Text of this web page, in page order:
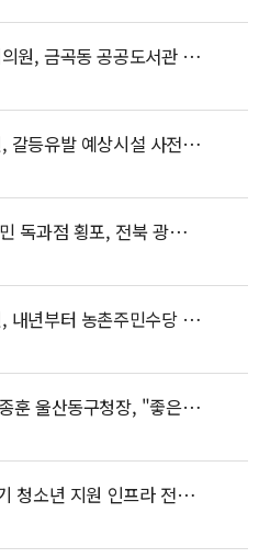
[경기 수원]윤경선 수원특례시의원, 금곡동 공공도서관 건립 설명회 참석...“주민의 목소리로 완성될 도서관”
[전북 익산]손진영 익산시의원, 갈등유발 예상시설 사전고지 통한 부작용 줄여야
[전남 순창]오은미 도의원 “배민 독과점 횡포, 전북 광역 공공 배달앱 도입해야”
[전남 영광]박형대 전남도의원, 내년부터 농촌주민수당 전면 시행되도록 전남의 적극적 노력 강조
[울산 동구][파워풀부울경] 김종훈 울산동구청장, "좋은 놀자리로 도시 경쟁력 강화"
[전남 영광]오미화 도의원, 위기 청소년 지원 인프라 전면 재정비 촉구